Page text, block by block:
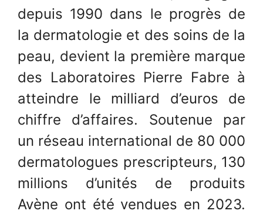
depuis 1990 dans le progrès de
la dermatologie et des soins de la
peau, devient la première marque
des Laboratoires Pierre Fabre à
atteindre le milliard d’euros de
chiffre d’affaires. Soutenue par
un réseau international de 80 000
dermatologues prescripteurs, 130
millions d’unités de produits
Avène ont été vendues en 2023.